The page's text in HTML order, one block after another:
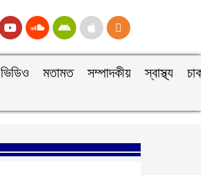
ভিডিও মতামত সম্পাদকীয় স্বাস্থ্য